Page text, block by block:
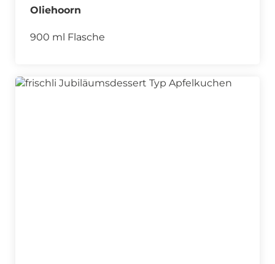
Oliehoorn
900 ml Flasche